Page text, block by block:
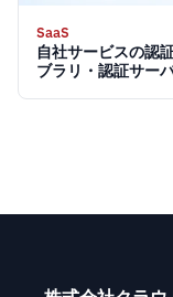
SaaS
自社サービスの認
ブラリ・認証サー